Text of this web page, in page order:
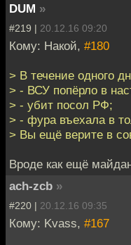
DUM »
#219 | 20.12.16 09:20
Кому: Накой, #180
> В течение одного
> - ВСУ попёрло в
> - убит посол РФ;
> - фура въехала в
> Вы ещё верите в
Вроде как ещё
ach-zcb »
#220 | 20.12.16 09:35
Кому: Kvass, #167